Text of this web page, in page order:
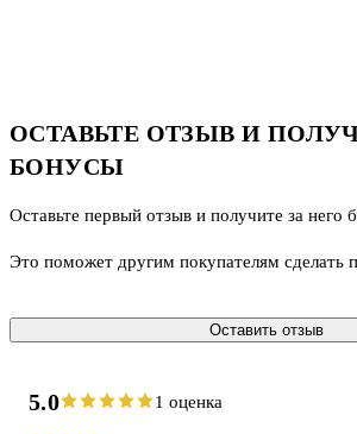
ОСТАВЬТЕ ОТЗЫВ И
БОНУСЫ
Оставьте первый отзыв и получите за него
Это поможет другим покупателям сделать
Оставить отзыв
5.0 1 оценка